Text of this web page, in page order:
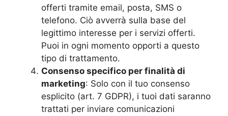
offerti tramite email, posta, SMS o
telefono. Ciò avverrà sulla base del
legittimo interesse per i servizi offerti.
Puoi in ogni momento opporti a questo
tipo di trattamento.
Consenso specifico per finalità di
marketing: Solo con il tuo consenso
esplicito (art. 7 GDPR), i tuoi dati saranno
trattati per inviare comunicazioni